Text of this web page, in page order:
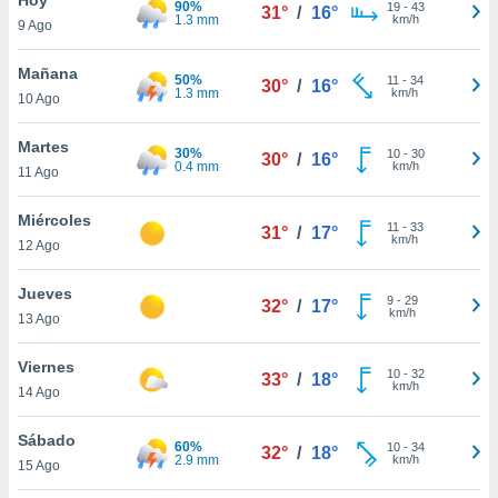
y
en
más
de
9 Ago
90%
1.3 mm
31° / 16° 19- 43
km/h
Mañana
10 Ago
50%
1.3 mm
30° / 16° 11 - 34
km/h
Martes
11 Ago
30%
0.4 mm
30° / 16° 10- 30
km/h
Miércoles
12 Ago
31° / 17° 11 - 33
km/h
Jueves
13 Ago
32° / 17° 9- 29
km/h
Viernes
14 Ago
33° / 18° 10- 32
km/h
Sábado
15 Ago
60%
2.9 mm
32° / 18° 10- 34
km/h